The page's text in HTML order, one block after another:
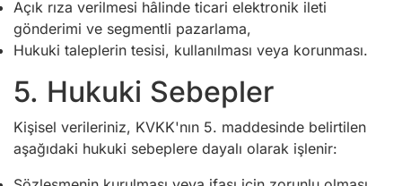
Açık rıza verilmesi hâlinde ticari elektronik ileti
gönderimi ve segmentli pazarlama,
Hukuki taleplerin tesisi, kullanılması veya korunması.
5. Hukuki Sebepler
Kişisel verileriniz, KVKK'nın 5. maddesinde belirtilen
aşağıdaki hukuki sebeplere dayalı olarak işlenir: